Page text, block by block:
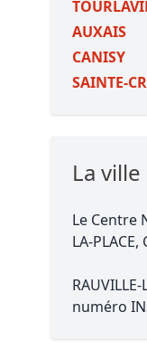
AUXAIS
CANISY
SAINTE-
La ville
Le Centre
LA-
numéro